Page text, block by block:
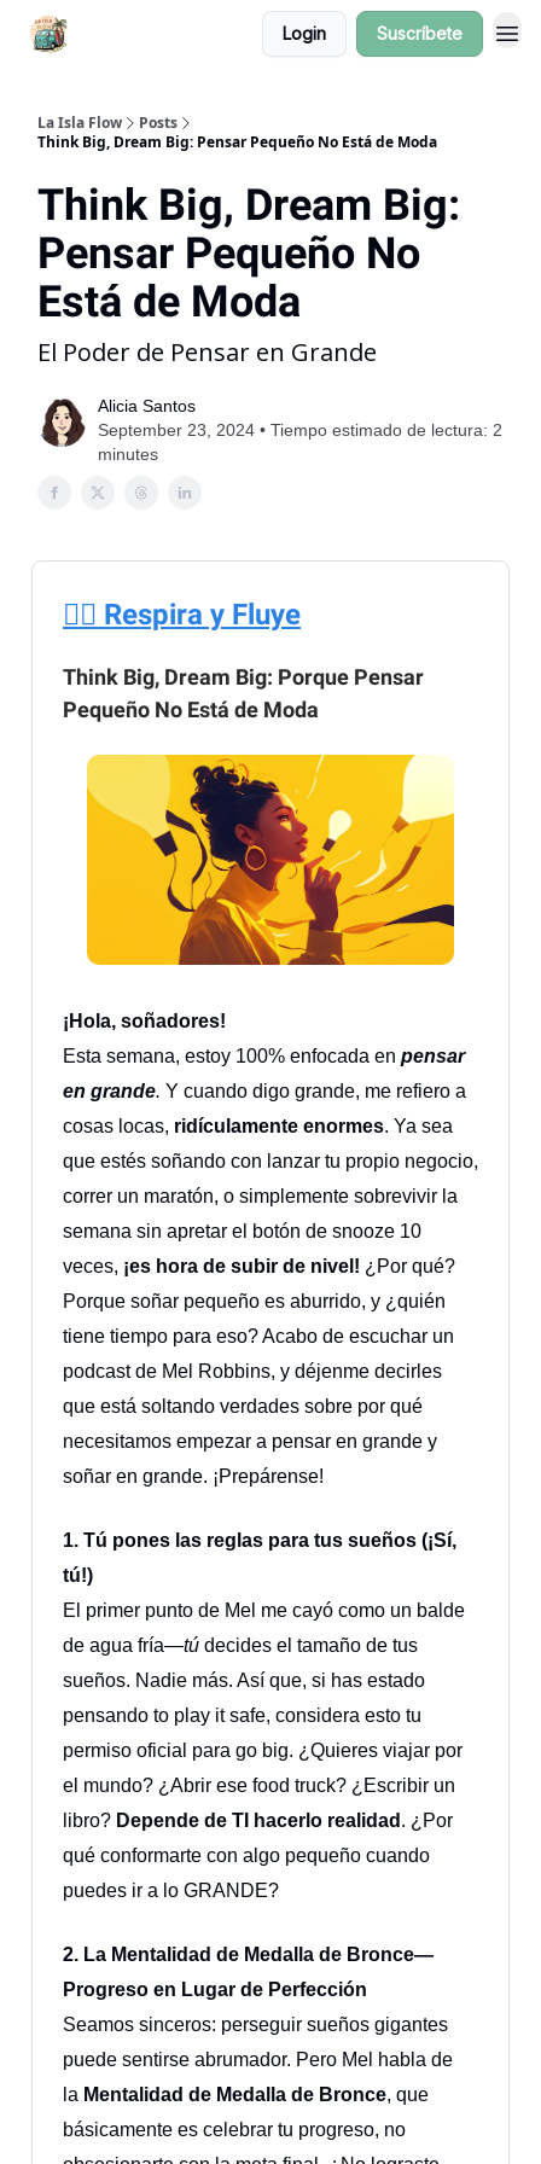
Login Suscríbete
La Isla Flow
Posts
Think Big, Dream Big: Pensar Pequeño No Está de Moda
Think Big, Dream Big:
Pensar Pequeño No
Está de Moda
El Poder de Pensar en Grande
Alicia Santos
September 23, 2024 • Tiempo estimado de lectura: 2
minutes
🧘‍♀️ Respira y Fluye
Think Big, Dream Big: Porque Pensar
Pequeño No Está de Moda
¡Hola, soñadores!
Esta semana, estoy 100% enfocada en pensar
en grande. Y cuando digo grande, me refiero a
cosas locas, ridículamente enormes. Ya sea
que estés soñando con lanzar tu propio negocio,
correr un maratón, o simplemente sobrevivir la
semana sin apretar el botón de snooze 10
veces, ¡es hora de subir de nivel! ¿Por qué?
Porque soñar pequeño es aburrido, y ¿quién
tiene tiempo para eso? Acabo de escuchar un
podcast de Mel Robbins, y déjenme decirles
que está soltando verdades sobre por qué
necesitamos empezar a pensar en grande y
soñar en grande. ¡Prepárense!
1. Tú pones las reglas para tus sueños (¡Sí,
tú!)
El primer punto de Mel me cayó como un balde
de agua fría—tú decides el tamaño de tus
sueños. Nadie más. Así que, si has estado
pensando to play it safe, considera esto tu
permiso oficial para go big. ¿Quieres viajar por
el mundo? ¿Abrir ese food truck? ¿Escribir un
libro? Depende de TI hacerlo realidad . ¿Por
qué conformarte con algo pequeño cuando
puedes ir a lo GRANDE?
2. La Mentalidad de Medalla de Bronce—
Progreso en Lugar de Perfección
Seamos sinceros: perseguir sueños gigantes
puede sentirse abrumador. Pero Mel habla de
la Mentalidad de Medalla de Bronce, que
básicamente es celebrar tu progreso, no